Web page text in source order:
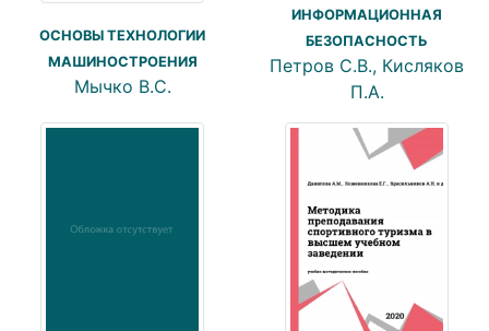
ОСНОВЫ ТЕХНОЛОГИИ
МАШИНОСТРОЕНИЯ
Мычко В.С.
ИНФОРМАЦИОННАЯ
БЕЗОПАСНОСТЬ
Петров С.В., Кисляков
П.А.